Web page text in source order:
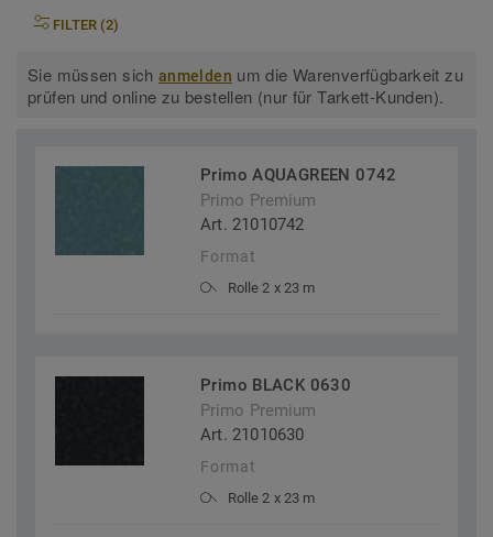
FILTER (2)
Sie müssen sichanmelden um die Warenverfügbarkeit zu
prüfen und online zu bestellen (nur für Tarkett-Kunden).
Primo AQUAGREEN 0742
Primo Premium
Art. 21010742
Format
Rolle 2 x 23 m
Primo BLACK 0630
Primo Premium
Art. 21010630
Format
Rolle 2 x 23 m